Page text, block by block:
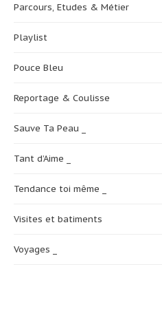
Parcours, Etudes & Métier
Playlist
Pouce Bleu
Reportage & Coulisse
Sauve Ta Peau _
Tant d’Aime _
Tendance toi même _
Visites et batiments
Voyages _